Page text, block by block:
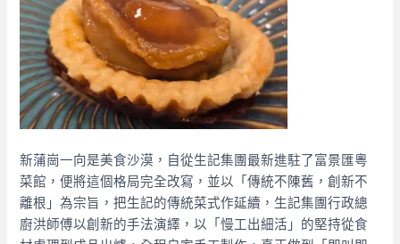
新蒲崗一向是美食沙漠，自從生記集團最新進駐了富景匯粵
菜館，便將這個格局完全改寫，並以「傳統不陳舊，創新不
離根」為宗旨，把生記的傳統菜式作延續，生記集團行政總
廚洪師傅以創新的手法演繹，以「慢工出細活」的堅持從食